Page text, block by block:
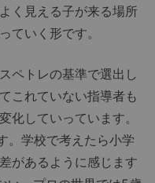
く見える子が来る場所
ていく形です。
ペトレの基準で選出し
これていない指導者も
化していっています。
。学校で考えたら小学
があるように感じます